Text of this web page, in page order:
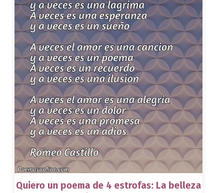
Quiero un poema de 4 estrofas: La belleza